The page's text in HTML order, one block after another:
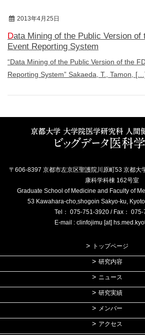
2013年4月25日
Data Mining of the Public Version of the FDA Adverse
Event Reporting System
“Data Mining of the Public Version of the
Reporting System” Sakaeda, T., Tamon,
〒606-8397 京都市左京区聖護院川原町53 京都大
康科学科棟 162号室
Graduate School of Medicine and Faculty of
53 Kawahara-cho,shogoin Sakyo-ku,
Tel： 075-751-3920 / Fax：
E-mail : clinfojimu [at]
トップページ
研究内容
ニュース
研究実績
メンバー
アクセス